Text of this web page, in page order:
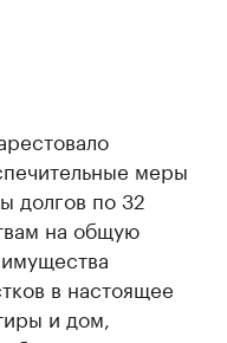
меры
долгов по 32
на общую
в настоящее
и дом,